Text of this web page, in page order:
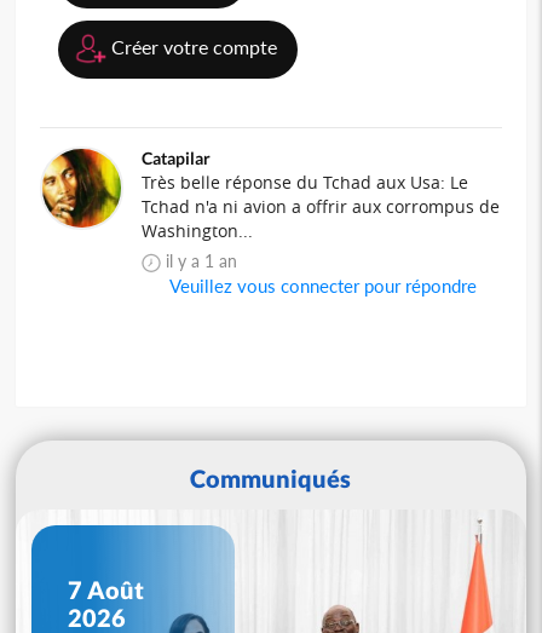
Créer votre compte
Catapilar
Très belle réponse du Tchad aux Usa: Le
Tchad n'a ni avion a offrir aux corrompus de
Washington...
il y a 1 an
Veuillez vous connecter pour répondre
Communiqués
7 Août
2026